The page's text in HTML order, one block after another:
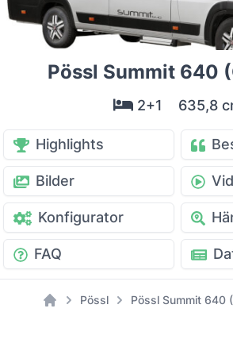
Pössl Summit 640
2+1 635,8
Highlights
Bilder
Konfigurator
FAQ
Pössl Pössl Summit 640